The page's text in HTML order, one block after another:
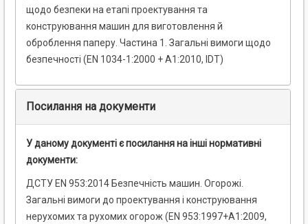
щодо безпеки на етапі проектування та
конструювання машин для виготовлення й
оброблення паперу. Частина 1. Загальні вимоги щодо
безпечності (EN 1034-1:2000 + А1:2010, IDT)
Посилання на документи
У даному документі є посилання на інші нормативні
документи:
ДСТУ EN 953:2014 Безпечність машин. Огорожі.
Загальні вимоги до проектування і конструювання
нерухомих та рухомих огорож (EN 953:1997+A1:2009,